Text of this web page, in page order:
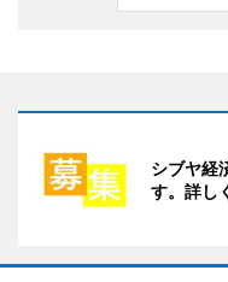
シブヤ経
す。詳し